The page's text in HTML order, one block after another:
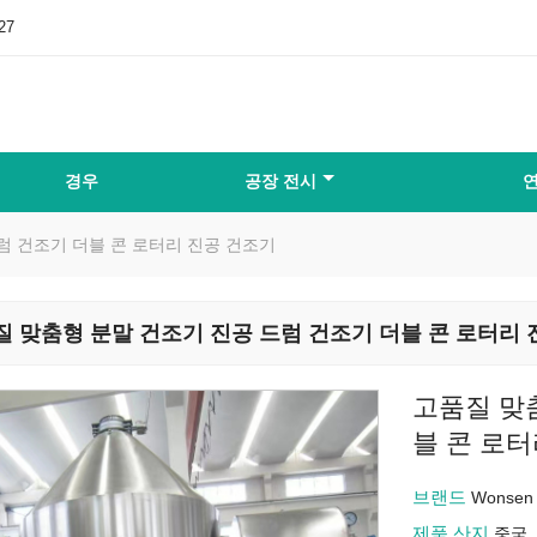
경우 공장 전시
건조기 더블 콘 로터리 진공 건조기
맞춤형 분말 건조기 진공 드럼 건조기 더블 콘 로터리
고품질 맞
블 콘 로
브랜드Wonsen
제품 산지